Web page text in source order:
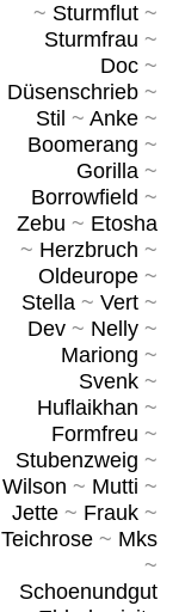
~ Sturmflut~
Sturmfrau ~
Doc~
Düsenschrieb~
Stil ~ Anke~
Boomerang ~
Gorilla~
Borrowfield ~
Zebu ~ Etosha
~ Herzbruch ~
Oldeurope~
Stella~ Vert~
Dev~ Nelly~
Mariong ~
Svenk~
Huflaikhan ~
Formfreu ~
Stubenzweig ~
Wilson ~ Mutti ~
Jette~ Frauk~
Teichrose~ Mks
~
Schoenundgut